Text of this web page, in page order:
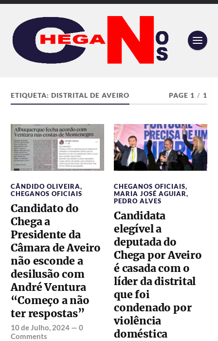
ETIQUETA:DISTRITAL DE AVEIRO PAGE 1 / 1
CÂNDIDO OLIVEIRA,
CHEGANOS OFICIAIS
Candidato do
Chega a
Presidente da
Câmara de Aveiro
não esconde a
desilusão com
André Ventura
“Começo a não
ter respostas”
10 de Julho, 2024 —0
Comments
CHEGANOS OFICIAIS,
MARIA JOSÉ AGUIAR,
PEDRO ALVES
Candidata
elegível a
deputada do
Chega por Aveiro
é casada com o
líder da distrital
que foi
condenado por
violência
doméstica